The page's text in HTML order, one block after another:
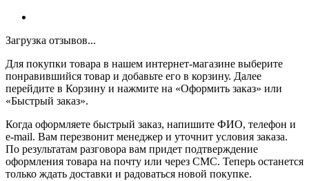
Загрузка отзывов...
Для покупки товара в нашем интернет-магазине выберите
понравившийся товар и добавьте его в корзину. Далее
перейдите в Корзину и нажмите на «Оформить заказ» или
«Быстрый заказ».
Когда оформляете быстрый заказ, напишите ФИО, телефон и
e-mail. Вам перезвонит менеджер и уточнит условия заказа.
По результатам разговора вам придет подтверждение
оформления товара на почту или через СМС. Теперь останется
только ждать доставки и радоваться новой покупке.